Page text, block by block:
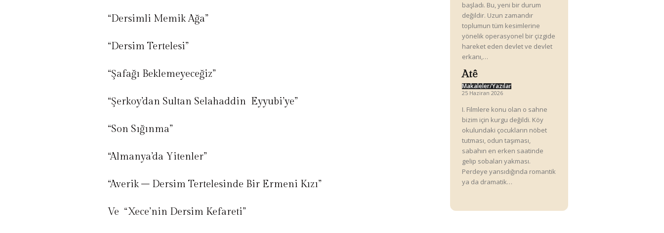
“Dersimli Memik Ağa”
“Dersim Tertelesi”
“Şafağı Beklemeyeceğiz”
“Şerkoy’dan Sultan Selahaddin Eyyubi’ye”
“Son Sığınma”
“Almanya’da Yitenler”
“Averik – Dersim Tertelesinde Bir Ermeni Kızı”
Ve “Xece’nin Dersim Kefareti”
başladı. Bu, yeni bir durum
değildir. Uzun zamandır
toplumun tüm kesimlerine
yönelik operasyonel bir çizgide
hareket eden devlet ve devlet
erkanı,…
Atê
Makaleler/Yazılar
25 Haziran 2026
I. Filmlere konu olan o sahne
bizim için kurgu değildi. Köy
okulundaki çocukların nöbet
tutması, odun taşıması,
sabahın en erken saatinde
gelip sobaları yakması.
Perdeye yansıdığında romantik
ya da dramatik…